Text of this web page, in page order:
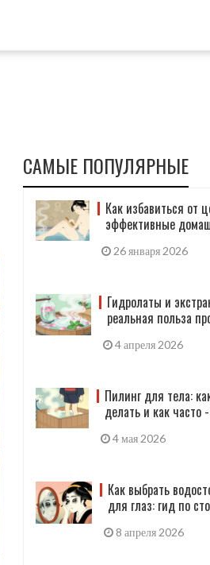
САМЫЕ ПОПУЛЯРНЫЕ
Как избавиться от
эффективные
26 января 2026
Гидролаты и
реальная польза
4 апреля 2026
Пилинг для тела:
делать и как часто
4 мая 2026
Как выбрать
для глаз: гид по
8 апреля 2026